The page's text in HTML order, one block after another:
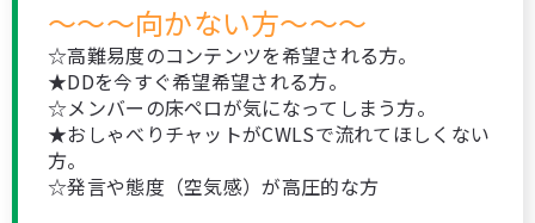
～～～向かない方～～～
☆高難易度のコンテンツを希望される方。
★DDを今すぐ希望希望される方。
☆メンバーの床ペロが気になってしまう方。
★おしゃべりチャットがCWLSで流れてほしくない
方。
☆発言や態度（空気感）が高圧的な方